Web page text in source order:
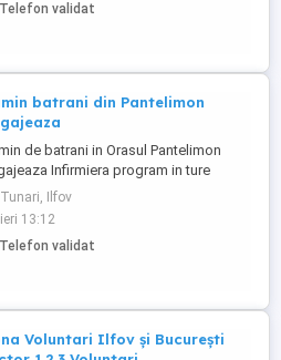
Telefon validat
batrani din Pantelimon
de batrani in Orasul Pantelimon
Infirmiera program in ture
ca sunt 10 batrani pentru detalii
la nr de telefon afisat ZERO-SAPTE-
SASE ZERO-OPT-ZERO DOI-
UNU
Tunari, Ilfov
ieri 13:12
Telefon validat
Voluntari Ilfov și București